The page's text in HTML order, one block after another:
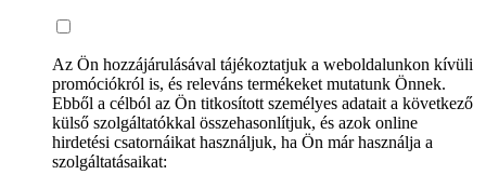
Az Ön hozzájárulásával tájékoztatjuk a weboldalunkon kívüli
promóciókról is, és releváns termékeket mutatunk Önnek.
Ebből a célból az Ön titkosított személyes adatait a következő
külső szolgáltatókkal összehasonlítjuk, és azok online
hirdetési csatornáikat használjuk, ha Ön már használja a
szolgáltatásaikat: